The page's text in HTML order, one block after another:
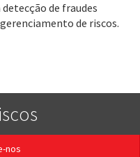
de fraudes
de riscos.
nos